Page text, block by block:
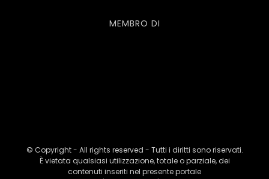
MEMBRO DI
© Copyright - All rights reserved - Tutti i diritti sono riservati.
È vietata qualsiasi utilizzazione, totale o parziale, dei
contenuti inseriti nel presente portale